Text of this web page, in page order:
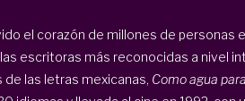
el corazón de millones de personas
escritoras más reconocidas a nivel
de las letras mexicanas, Como agua